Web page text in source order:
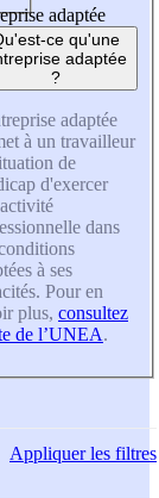
adaptée
ce qu'une
adaptée
?
adaptée
à un travailleur
de
d'exercer
dans
à ses
Pour en
plus, consultez
de l’UNEA.
Appliquerles filtres